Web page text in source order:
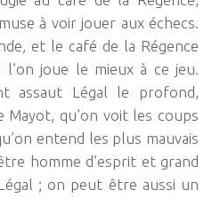
à voir jouer aux échecs.
et le café de la Régence
joue le mieux à ce jeu.
assaut Légal le profond,
qu’on voit les coups
entend les plus mauvais
homme d’esprit et grand
; on peut être aussi un